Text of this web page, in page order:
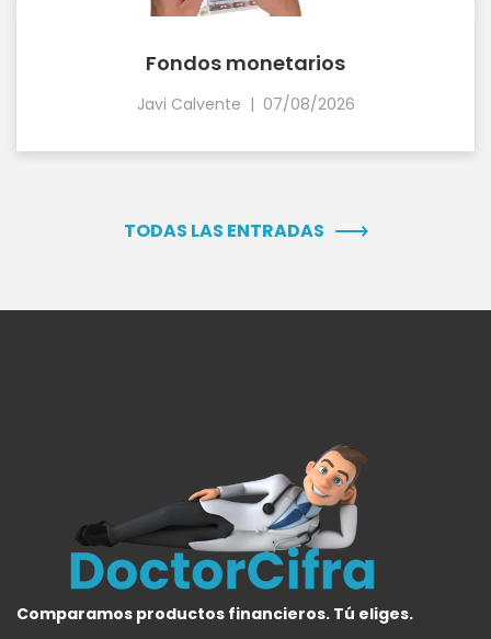
Fondos monetarios
Javi Calvente | 07/08/2026
TODAS LAS ENTRADAS
Comparamos productos financieros. Tú eliges.